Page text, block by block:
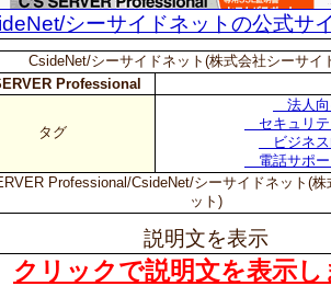
シーサイドネットの公式サ
CsideNet/シーサイドネット(株式会社シーサイ
Professional
タグ
法人向
セキュリテ
ビジネス
電話サポー
Professional/CsideNet/シーサイドネット(
ット)
説明文を表示
クリックで説明文を表示し